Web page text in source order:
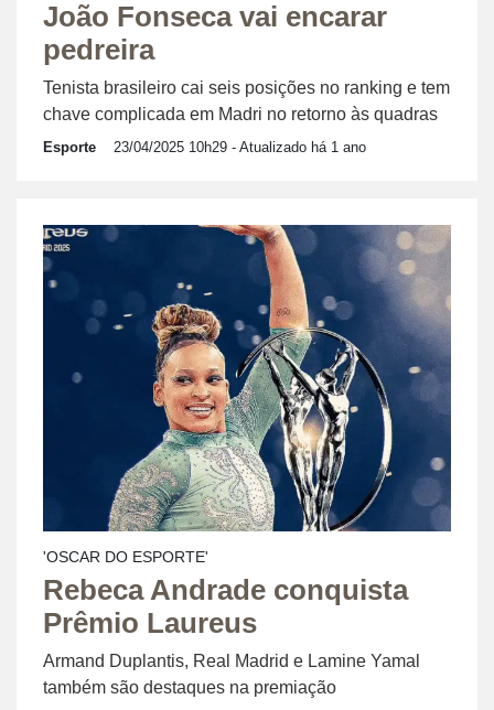
João Fonseca vai encarar
pedreira
Tenista brasileiro cai seis posições no ranking e tem
chave complicada em Madri no retorno às quadras
Esporte 23/04/2025 10h29 - Atualizado há 1 ano
'OSCAR DO ESPORTE'
Rebeca Andrade conquista
Prêmio Laureus
Armand Duplantis, Real Madrid e Lamine Yamal
também são destaques na premiação